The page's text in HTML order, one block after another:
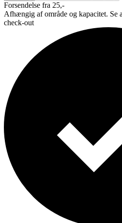
Forsendelse fra 25,-
Afhængig af område og kapacitet. Se
check-out